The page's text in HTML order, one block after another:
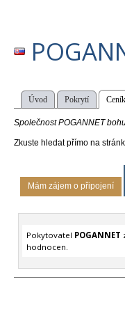
Úvod Pokrytí Ceník
Společnost POGANNET
Zkuste hledat přímo na
Mám zájem o připojení
Pokytovatel POGANNET
hodnocen.